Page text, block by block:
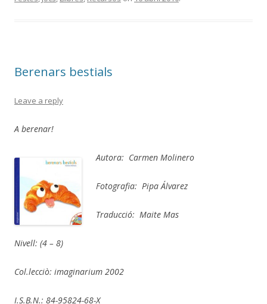
Berenars bestials
Leave a reply
A berenar!
Autora: Carmen Molinero
Fotografia: Pipa Álvarez
Traducció: Maite Mas
Nivell: (4 – 8)
Col.lecciò: imaginarium 2002
I.S.B.N.: 84-95824-68-X